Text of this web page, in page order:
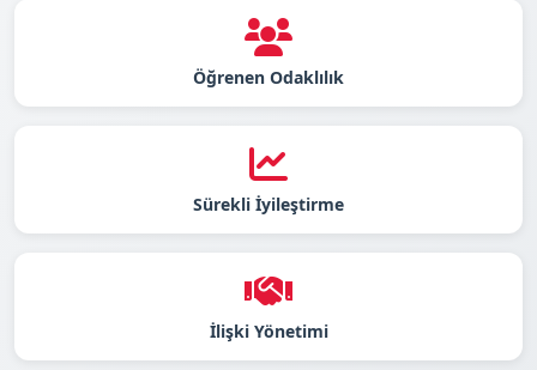
Öğrenen Odaklılık
Sürekli İyileştirme
İlişki Yönetimi